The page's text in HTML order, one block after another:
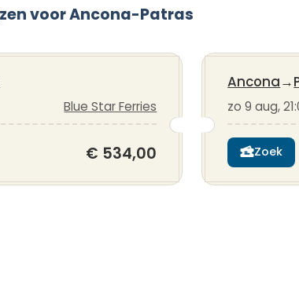
voor Ancona-Patras
Blue Star Ferries
€ 534,00
Ancona→
zo 9 aug,
Zoek